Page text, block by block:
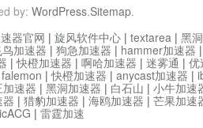
by: WordPress.Sitemap.
器官网 | 旋风软件中心 | textarea | 黑
加速器 | 狗急加速器 | hammer加速器
|快橙加速器 | 啊哈加速器 | 迷雾通 | 优
falemon |快橙加速器 | anycast加速器 |
速器 | 黑洞加速器 | 白石山 | 小牛加速
| 猎豹加速器 | 海鸥加速器 | 芒果加速
| 雷霆加速